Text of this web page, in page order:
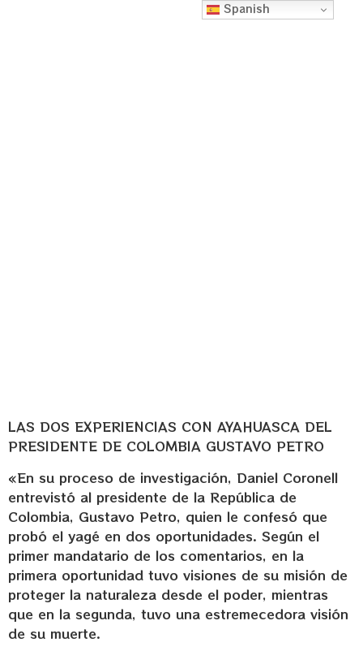
LAS DOS EXPERIENCIAS CON AYAHUASCA DEL
PRESIDENTE DE COLOMBIA GUSTAVO PETRO
«En su proceso de investigación, Daniel Coronell
entrevistó al presidente de la República de
Colombia, Gustavo Petro, quien le confesó que
probó el yagé en dos oportunidades. Según el
primer mandatario de los comentarios, en la
primera oportunidad tuvo visiones de su misión de
proteger la naturaleza desde el poder, mientras
que en la segunda, tuvo una estremecedora visión
de su muerte.
Spanish